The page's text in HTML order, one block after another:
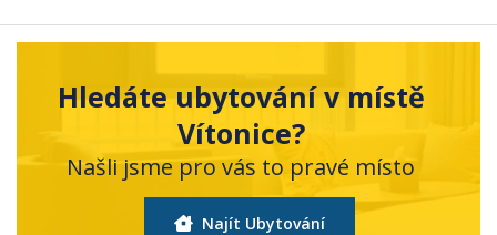
Hledáte ubytování v místě
Vítonice?
Našli jsme pro vás to pravé místo
Najít Ubytování